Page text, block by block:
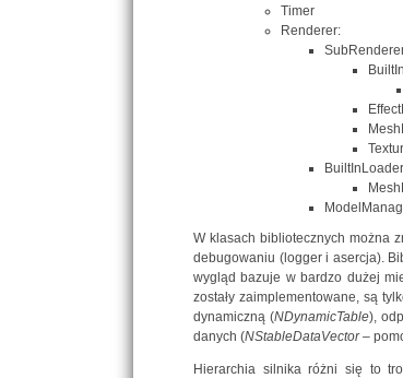
Timer
Renderer:
W klasach bibliotecznych można
debugowaniu (logger i asercja).
wygląd bazuje w bardzo dużej
zostały zaimplementowane, są
dynamiczną (NDynamicTable),
danych (NStableDataVector –
Hierarchia silnika różni się to